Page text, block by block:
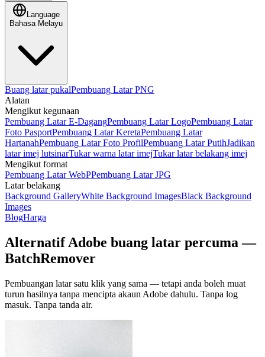
Language
Bahasa Melayu
Buang latar pukalPembuang Latar PNG
Alatan
Mengikut kegunaan
Pembuang Latar E-DagangPembuang Latar LogoPembuang Latar
Foto PasportPembuang Latar KeretaPembuang Latar
HartanahPembuang Latar Foto ProfilPembuang Latar PutihJadikan
latar imej lutsinarTukar warna latar imejTukar latar belakang imej
Mengikut format
Pembuang Latar WebPPembuang Latar JPG
Latar belakang
Background GalleryWhite Background ImagesBlack Background
Images
BlogHarga
Alternatif Adobe buang latar percuma —
BatchRemover
Pembuangan latar satu klik yang sama — tetapi anda boleh muat
turun hasilnya tanpa mencipta akaun Adobe dahulu. Tanpa log
masuk. Tanpa tanda air.